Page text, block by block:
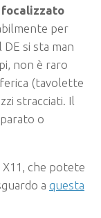
focalizzato
per
si sta man
non è raro
(tavolette
stracciati. Il
o
X11, che potete
a questa